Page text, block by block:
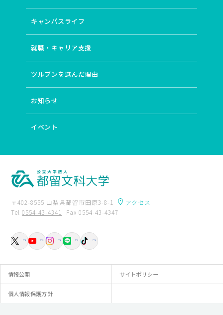
入試資料請求
お問い合わせ
キャンパスライフ
就職・キャリア支援
ツルブンを選んだ理由
お知らせ
イベント
〒402-8555 山梨県都留市田原3-8-1
アクセス
Tel0554-43-4341 Fax 0554-43-4347
情報公開 サイトポリシー
個人情報保護方針